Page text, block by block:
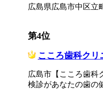
広島県広島市中区立
第4位
こころ歯科クリ
広島市【こころ歯科
検診があなたの歯の